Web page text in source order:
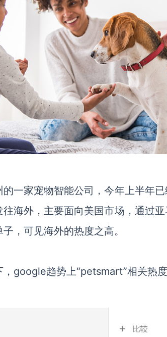
一家宠物智能公司，今年上半年
海外，主要面向美国市场，通过
，可见海外的热度之高。
google趋势上“petsmart”相关热度